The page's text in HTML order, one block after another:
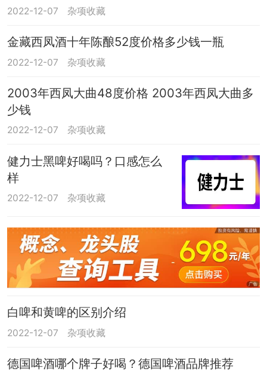
2022-12-07 杂项收藏
金藏西凤酒十年陈酿52度价格多少钱一瓶
2022-12-07 杂项收藏
2003年西凤大曲48度价格 2003年西凤大曲多
少钱
2022-12-07 杂项收藏
健力士黑啤好喝吗？口感怎么
样
2022-12-07 杂项收藏
白啤和黄啤的区别介绍
2022-12-07 杂项收藏
德国啤酒哪个牌子好喝？德国啤酒品牌推荐